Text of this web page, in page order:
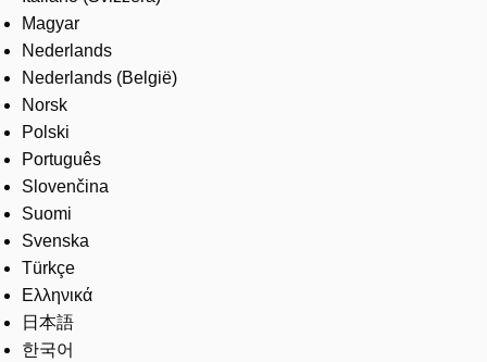
Magyar
Nederlands
Nederlands (België)
Norsk
Polski
Português
Slovenčina
Suomi
Svenska
Türkçe
Ελληνικά
日本語
한국어